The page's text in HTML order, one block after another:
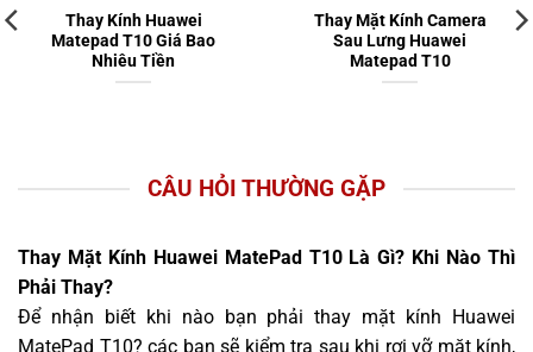
Thay Kính Huawei
Matepad T10 Giá Bao
Nhiêu Tiền
Thay Mặt Kính Camera
Sau Lưng Huawei
Matepad T10
CÂU HỎI THƯỜNG GẶP
Thay Mặt Kính Huawei MatePad T10 Là Gì? Khi Nào Thì
Phải Thay?
Để nhận biết khi nào bạn phải thay mặt kính Huawei
MatePad T10? các bạn sẽ kiểm tra sau khi rơi vỡ mặt kính,